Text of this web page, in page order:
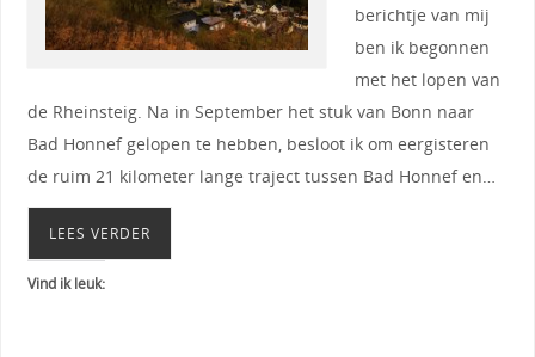
berichtje van mij
ben ik begonnen
met het lopen van
de Rheinsteig. Na in September het stuk van Bonn naar
Bad Honnef gelopen te hebben, besloot ik om eergisteren
de ruim 21 kilometer lange traject tussen Bad Honnef en…
LEES VERDER
Vind ik leuk: